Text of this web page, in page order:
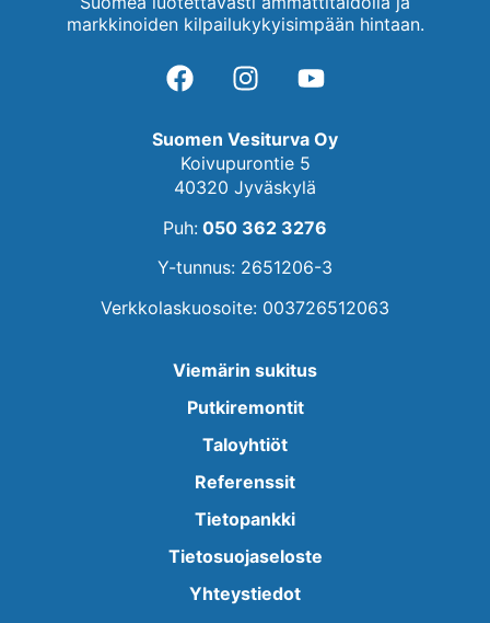
markkinoiden kilpailukykyisimpään hintaan.
Suomen Vesiturva Oy
Koivupurontie 5
40320 Jyväskylä
Puh: 050 362 3276
Y-tunnus: 2651206-3
Verkkolaskuosoite: 003726512063
Viemärin sukitus
Putkiremontit
Taloyhtiöt
Referenssit
Tietopankki
Tietosuojaseloste
Yhteystiedot